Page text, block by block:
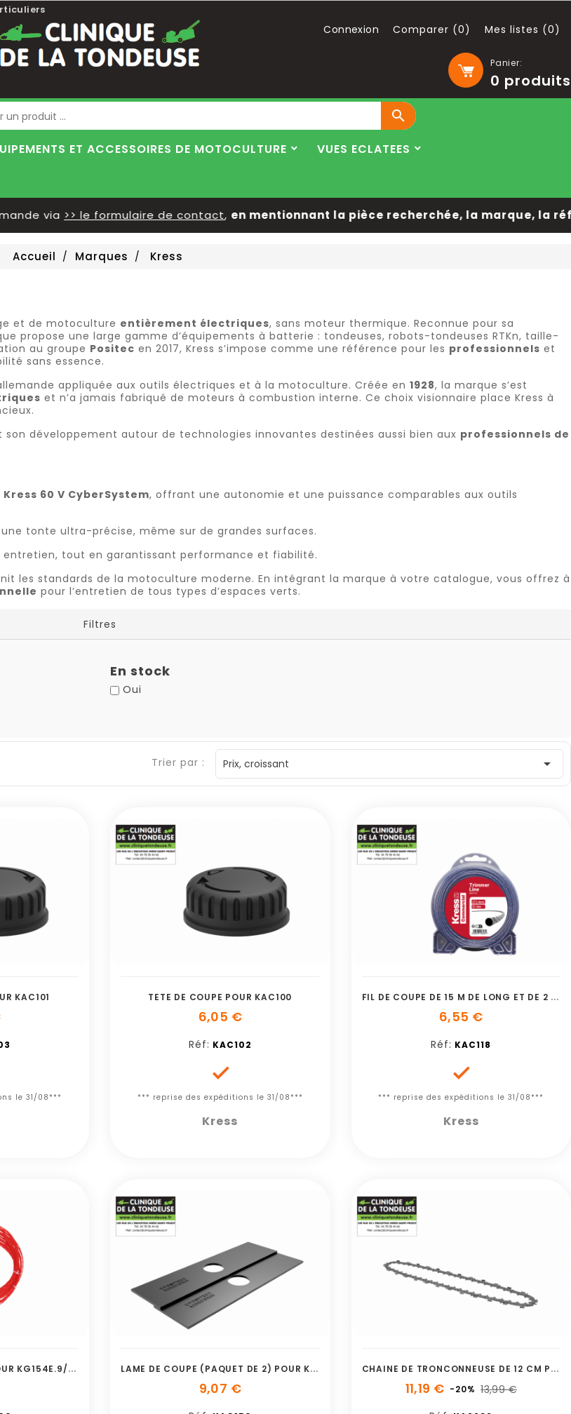
Panier:
0 produits
Connexion Comparer (0) Mes listes (0)
Blog

ET ACCESSOIRES DE MOTOCULTURE
VUES ECLATEES
via>> le formulaire de contact,en mentionnant la pièce recherchée, la marque, la
Accueil Marques Kress
et de motoculture entièrement électriques, sans moteur thermique. Reconnue pour sa
propose une large gamme d’équipements à batterie : tondeuses, robots-tondeuses RTKn, taille-
au groupe Positec en 2017, Kress s’impose comme une référence pour les professionnels et
sans essence.
appliquée aux outils électriques et à la motoculture. Créée en 1928, la marque s’est
et n’a jamais fabriqué de moteurs à combustion interne. Ce choix visionnaire place Kress à
son développement autour de technologies innovantes destinées aussi bien aux professionnels de
Kress 60 V CyberSystem, offrant une autonomie et une puissance comparables aux outils
tonte ultra-précise, même sur de grandes surfaces.
entretien, tout en garantissant performance et fiabilité.
les standards de la motoculture moderne. En intégrant la marque à votre catalogue, vous offrez à
pour l’entretien de tous types d’espaces verts.
Filtres
En stock
Oui
Trier par : Prix, croissant 
KAC101
le 31/08***
TETE DE COUPE POUR KAC100
6,05 €
Réf: KAC102

*** reprise des expéditions le 31/08***
Kress
F
IL DE COUPE DE 15 M DE LONG ET DE 2 4 M
6,55 €
Réf: KAC118

*** reprise des expéditions le 31/08***
Kress
2
0 M DE FIL DE COUPE POUR KG154E.9/KG160 L
AME DE COUPE (PAQUET DE 2) POUR KC150
9,07 €
C
HAINE DE TRONCONNEUSE DE 12 CM POUR KG3
11,19 € -20% 13,99 €